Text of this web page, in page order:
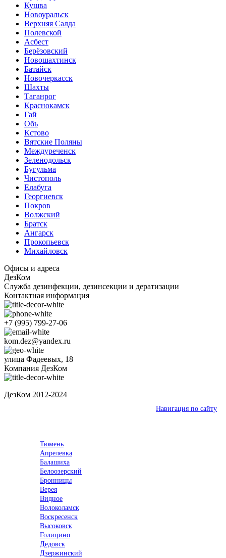
Кушва
Новоуральск
Верхняя Салда
Полевской
Асбест
Берёзовский
Новошахтинск
Батайск
Новочеркасск
Шахты
Таганрог
Краснокамск
Гай
Обь
Кстово
Вятские Поляны
Междуреченск
Зеленодольск
Бугульма
Чистополь
Елабуга
Георгиевск
Покров
Волжский
Братск
Ангарск
Прокопьевск
Михайловск
Офисы и адреса
ДезКом
Служба дезинфекции, дезинсекции и дератизации
Контактная информация
+7 (995) 799-27-06
kom.dez@yandex.ru
улица Фадеевых, 18
Компания ДезКом
ДезКом 2012-2024
Навигация по сайту
Тюмень
Апрелевка
Балашиха
Белоозерский
Бронницы
Верея
Видное
Волоколамск
Воскресенск
Высоковск
Голицино
Дедовск
Дзержинский